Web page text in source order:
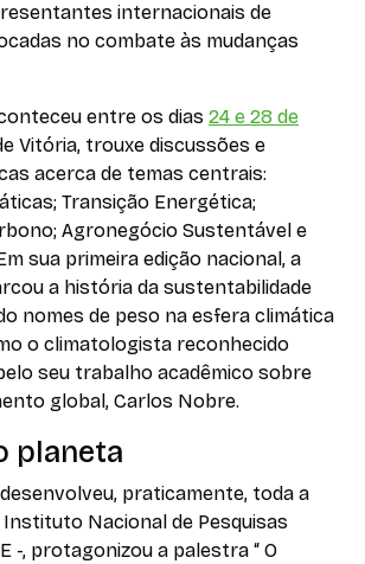
internacionais de
no combate às mudanças
entre os dias 24 e 28 de
Vitória, trouxe discussões e
acerca de temas centrais:
Transição Energética;
Agronegócio Sustentável e
sua primeira edição nacional, a
a história da sustentabilidade
nomes de peso na esfera climática
o climatologista reconhecido
seu trabalho acadêmico sobre
global, Carlos Nobre.
planeta
praticamente, toda a
Nacional de Pesquisas
-, protagonizou a palestra “ O